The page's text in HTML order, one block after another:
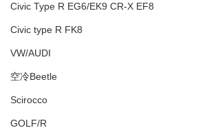
Civic Type R EG6/EK9 CR-X EF8
Civic type R FK8
VW/AUDI
空冷Beetle
Scirocco
GOLF/R